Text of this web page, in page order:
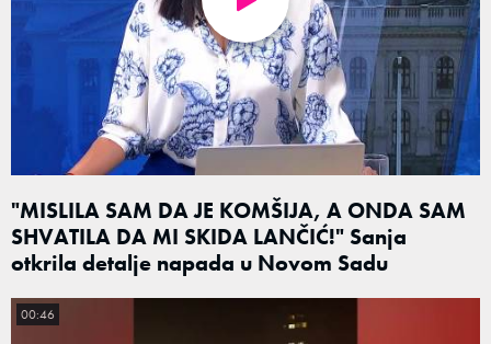
"MISLILA SAM DA JE KOMŠIJA, A ONDA SAM
SHVATILA DA MI SKIDA LANČIĆ!" Sanja
otkrila detalje napada u Novom Sadu
00:46